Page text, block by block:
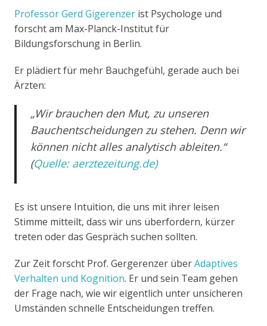
Professor Gerd Gigerenzer ist Psychologe und
forscht am Max-Planck-Institut für
Bildungsforschung in Berlin.
Er plädiert für mehr Bauchgefühl, gerade auch bei
Ärzten:
„Wir brauchen den Mut, zu unseren
Bauchentscheidungen zu stehen. Denn wir
können nicht alles analytisch ableiten.“
(Quelle: aerztezeitung.de)
Es ist unsere Intuition, die uns mit ihrer leisen
Stimme mitteilt, dass wir uns überfordern, kürzer
treten oder das Gespräch suchen sollten.
Zur Zeit forscht Prof. Gergerenzer überAdaptives
Verhalten und Kognition. Er und sein Team gehen
der Frage nach, wie wir eigentlich unter unsicheren
Umständen schnelle Entscheidungen treffen.